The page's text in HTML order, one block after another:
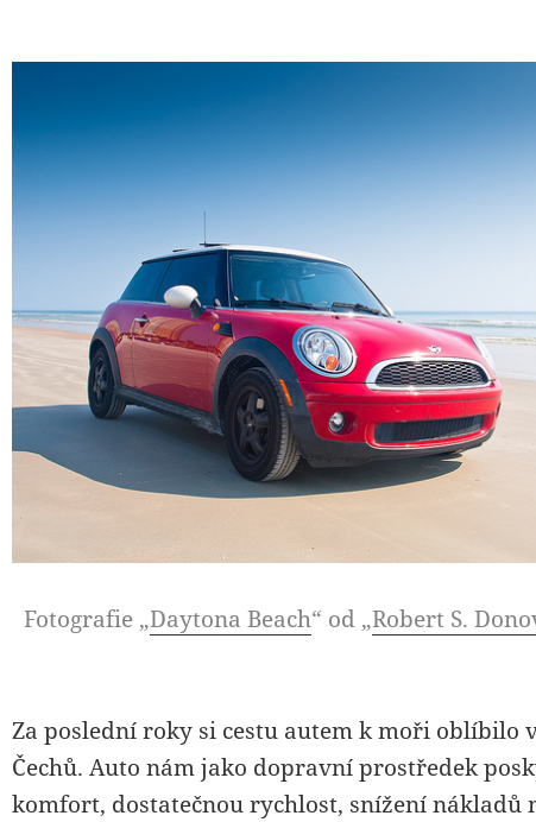
Fotografie „Daytona Beach“ od „Robert S.
Za poslední roky si cestu autem k moři oblíbilo
Čechů. Auto nám jako dopravní prostředek
komfort, dostatečnou rychlost, snížení nákladů